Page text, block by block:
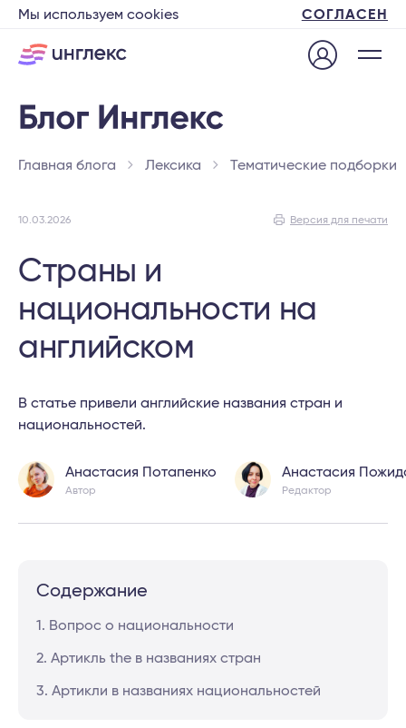
Мы используем cookies СОГЛАСЕН
Главная блога Лексика Тематические подборки
10.03.2026 Версия для печати
Страны и
национальности на
английском
В статье привели английские названия стран и
национальностей.
Анастасия Потапенко
Автор
Анастасия
Редактор
Содержание
1. Вопрос о национальности
2. Артикль the в названиях стран
3. Артикли в названиях национальностей